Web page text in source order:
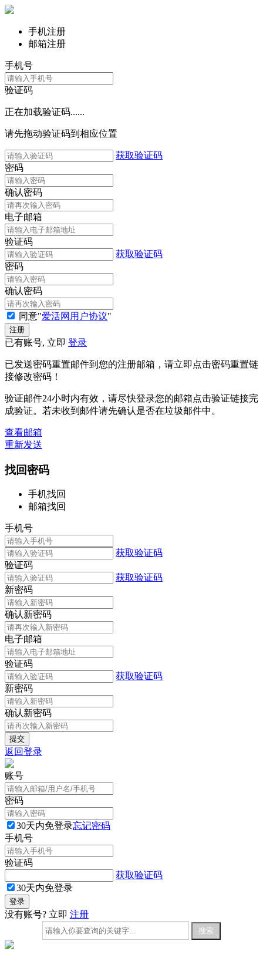
手机注册
邮箱注册
手机号
验证码
正在加载验证码......
请先拖动验证码到相应位置
获取验证码
密码
确认密码
电子邮箱
验证码
获取验证码
密码
确认密码
同意"爱活网用户协议"
已有账号, 立即 登录
已发送密码重置邮件到您的注册邮箱，请立即点击密码重置链
接修改密码！
验证邮件24小时内有效，请尽快登录您的邮箱点击验证链接完
成验证。若未收到邮件请先确认是否在垃圾邮件中。
查看邮箱
重新发送
找回密码
手机找回
邮箱找回
手机号
获取验证码
验证码
获取验证码
新密码
确认新密码
电子邮箱
验证码
获取验证码
新密码
确认新密码
返回登录
账号
密码
30天内免登录忘记密码
手机号
验证码
获取验证码
30天内免登录
没有账号? 立即 注册